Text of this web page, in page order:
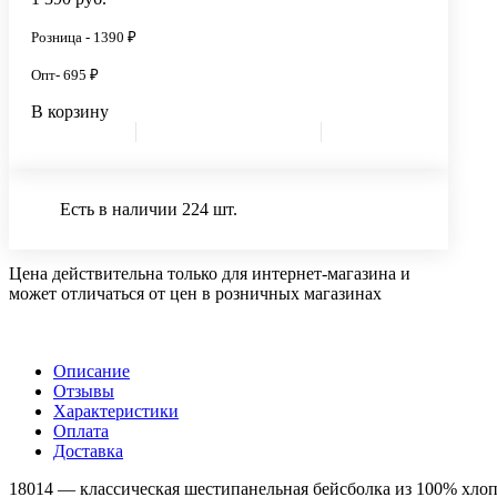
Розница - 1390 ₽
Опт- 695 ₽
В корзину
Есть в наличии 224 шт.
Цена действительна только для интернет-магазина и
может отличаться от цен в розничных магазинах
Описание
Отзывы
Характеристики
Оплата
Доставка
18014 — классическая шестипанельная бейсболка из 100%